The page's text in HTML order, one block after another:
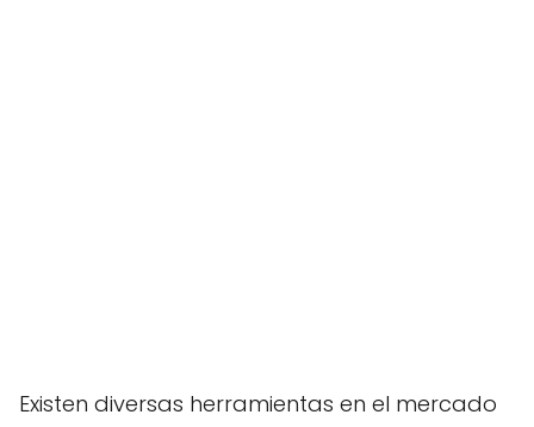
Existen diversas herramientas en el mercado